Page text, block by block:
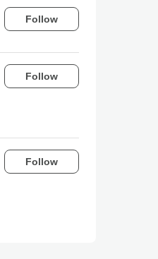
Follow
Follow
Follow